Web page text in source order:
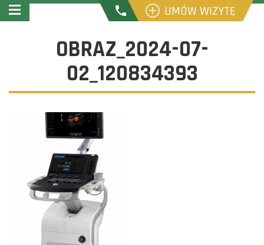
UMÓW WIZYTĘ
OBRAZ_2024-07-
02_120834393